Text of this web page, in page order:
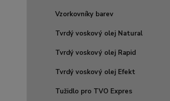
Vzorkovníky barev
Tvrdý voskový olej Natural
Tvrdý voskový olej Rapid
Tvrdý voskový olej Efekt
Tužidlo pro TVO Expres